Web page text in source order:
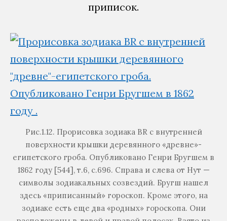
приписок.
Рис.1.12. Прорисовка зодиака BR с внутренней
поверхности крышки деревянного «древне»-
египетского гроба. Опубликовано Генри Бругшем в
1862 году [544], т.6, с.696. Справа и слева от Нут —
символы зодиакальных созвездий. Бругш нашел
здесь «приписанный» гороскоп. Кроме этого, на
зодиаке есть еще два «родных» гороскопа. Они